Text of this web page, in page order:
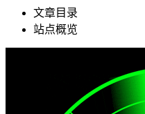
文章目录
站点概览